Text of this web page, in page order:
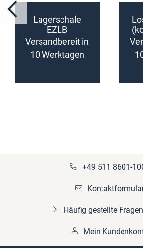
Lagerschale
EZLB
(konfigurierbar)
Versandbereit in
10 Werktagen
+49 511 8601-
Häufig gestellte
Mein